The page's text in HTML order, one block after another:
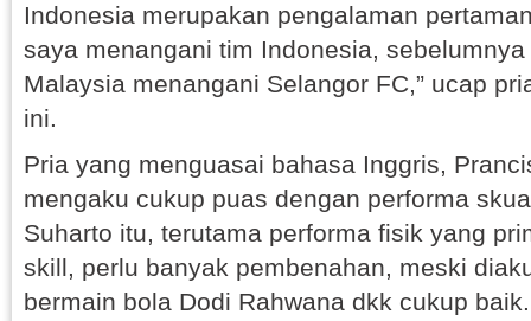
Indonesia merupakan pengalaman
saya menangani tim Indonesia,
Malaysia menangani Selangor FC,” ucap
ini.
Pria yang menguasai bahasa Inggris,
mengaku cukup puas dengan performa
Suharto itu, terutama performa fisik yang
skill, perlu banyak pembenahan, meski
bermain bola Dodi Rahwana dkk cukup